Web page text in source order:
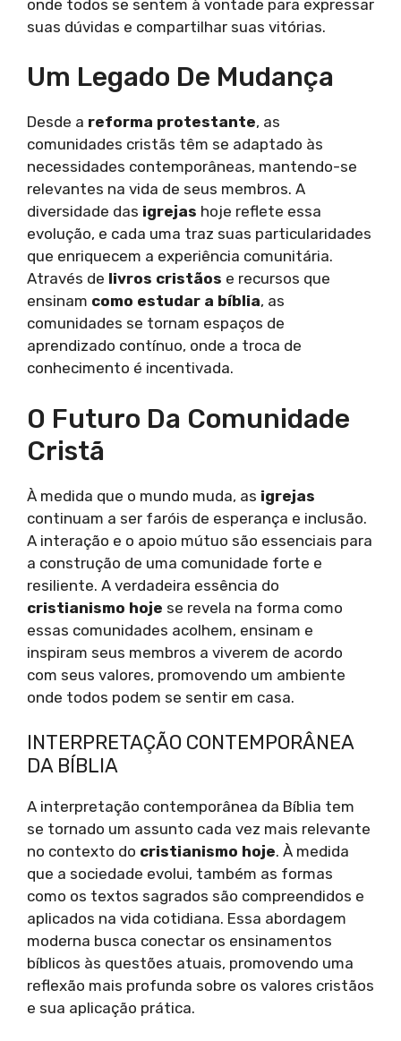
onde todos se sentem à vontade para expressar
suas dúvidas e compartilhar suas vitórias.
Um Legado De Mudança
Desde a reforma protestante, as
comunidades cristãs têm se adaptado às
necessidades contemporâneas, mantendo-se
relevantes na vida de seus membros. A
diversidade das igrejas hoje reflete essa
evolução, e cada uma traz suas particularidades
que enriquecem a experiência comunitária.
Através de livros cristãos e recursos que
ensinam como estudar a bíblia, as
comunidades se tornam espaços de
aprendizado contínuo, onde a troca de
conhecimento é incentivada.
O Futuro Da Comunidade
Cristã
À medida que o mundo muda, as igrejas
continuam a ser faróis de esperança e inclusão.
A interação e o apoio mútuo são essenciais para
a construção de uma comunidade forte e
resiliente. A verdadeira essência do
cristianismo hoje se revela na forma como
essas comunidades acolhem, ensinam e
inspiram seus membros a viverem de acordo
com seus valores, promovendo um ambiente
onde todos podem se sentir em casa.
INTERPRETAÇÃO CONTEMPORÂNEA
DA BÍBLIA
A interpretação contemporânea da Bíblia tem
se tornado um assunto cada vez mais relevante
no contexto do cristianismo hoje. À medida
que a sociedade evolui, também as formas
como os textos sagrados são compreendidos e
aplicados na vida cotidiana. Essa abordagem
moderna busca conectar os ensinamentos
bíblicos às questões atuais, promovendo uma
reflexão mais profunda sobre os valores cristãos
e sua aplicação prática.